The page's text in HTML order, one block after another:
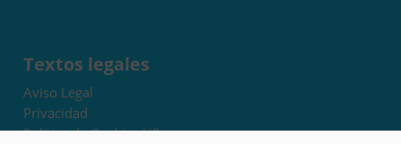
Textos legales
Aviso Legal
Privacidad
Política de Cookies UE